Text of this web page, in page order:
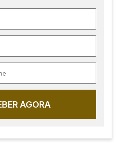
AGORA